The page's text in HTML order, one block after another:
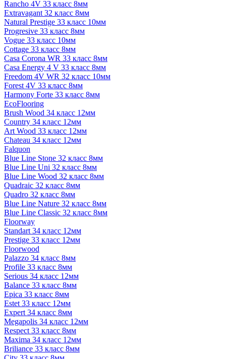
Rancho 4V 33 класс 8мм
Extravagant 32 класс 8мм
Natural Prestige 33 класс 10мм
Progresive 33 класс 8мм
Vogue 33 класс 10мм
Cottage 33 класс 8мм
Casa Corona WR 33 класс 8мм
Casa Energy 4 V 33 класс 8мм
Freedom 4V WR 32 класс 10мм
Forest 4V 33 класс 8мм
Harmony Forte 33 класс 8мм
EcoFlooring
Brush Wood 34 класс 12мм
Country 34 класс 12мм
Art Wood 33 класс 12мм
Chateau 34 класс 12мм
Falquon
Blue Line Stone 32 класс 8мм
Blue Line Uni 32 класс 8мм
Blue Line Wood 32 класс 8мм
Quadraic 32 класс 8мм
Quadro 32 класс 8мм
Blue Line Nature 32 класс 8мм
Blue Line Classic 32 класс 8мм
Floorway
Standart 34 класс 12мм
Prestige 33 класс 12мм
Floorwood
Palazzo 34 класс 8мм
Profile 33 класс 8мм
Serious 34 класс 12мм
Balance 33 класс 8мм
Epica 33 класс 8мм
Estet 33 класс 12мм
Expert 34 класс 8мм
Megapolis 34 класс 12мм
Respect 33 класс 8мм
Maxima 34 класс 12мм
Briliance 33 класс 8мм